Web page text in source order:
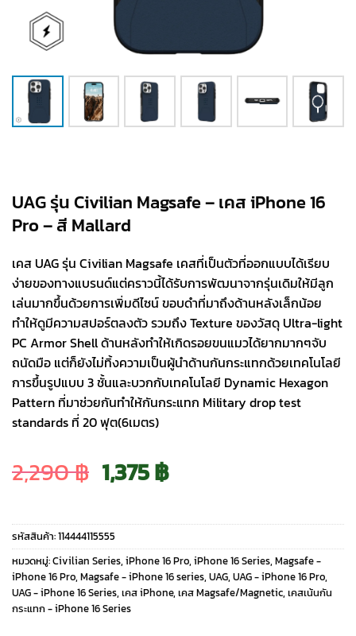
UAG รุ่น Civilian Magsafe – เคส iPhone 16
Pro – สี Mallard
เคส UAG รุ่น Civilian Magsafe เคสที่เป็นตัวที่ออกแบบได้เรียบ
ง่ายของทางแบรนด์แต่คราวนี้ได้รับการพัฒนาจากรุ่นเดิมให้มีลูก
เล่นมากขึ้นด้วยการเพิ่มดีไซน์ ขอบดำที่มาถึงด้านหลังเล็กน้อย
ทำให้ดูมีความสปอร์ตลงตัว รวมถึง Texture ของวัสดุ Ultra-light
PC Armor Shell ด้านหลังทำให้เกิดรอยขนแมวได้ยากมากๆจับ
ถนัดมือ แต่ก็ยังไม่ทิ้งความเป็นผู้นำด้านกันกระแทกด้วยเทคโนโลยี
การขึ้นรูปแบบ 3 ชั้นและบวกกับเทคโนโลยี Dynamic Hexagon
Pattern ที่มาช่วยกันทำให้กันกระแทก Military drop test
standards ที่ 20 ฟุต(6เมตร)
2,290฿ Original
price
was:
2,290 ฿.
1,375฿Current
price
is:
1,375 ฿.
รหัสสินค้า:114444115555
หมวดหมู่:Civilian Series, iPhone 16 Pro, iPhone 16 Series, Magsafe -
iPhone 16 Pro, Magsafe - iPhone 16 series, UAG, UAG - iPhone 16 Pro,
UAG - iPhone 16 Series, เคส iPhone, เคส Magsafe/Magnetic, เคสเน้นกัน
กระแทก - iPhone 16 Series